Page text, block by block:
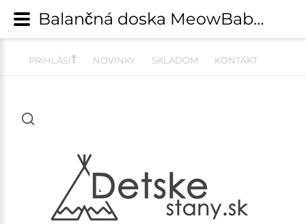
PRIHLÁSIŤ NOVINKY SKLADOM KONTAKT
Balančná doska MeowBaby® s filcom - farba zelená | Hojdačky, kokóny, kolísky a montessori hojdačky | detskestany.sk